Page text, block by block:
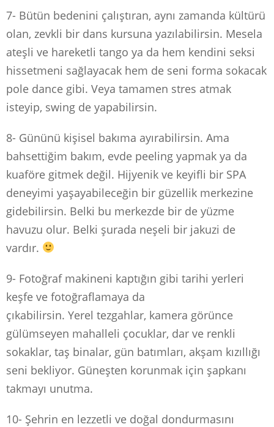
7- Bütün bedenini çalıştıran, aynı zamanda kültürü
olan, zevkli bir dans kursuna yazılabilirsin. Mesela
ateşli ve hareketli tango ya da hem kendini seksi
hissetmeni sağlayacak hem de seni forma sokacak
pole dance gibi. Veya tamamen stres atmak
isteyip, swing de yapabilirsin.
8- Gününü kişisel bakıma ayırabilirsin. Ama
bahsettiğim bakım, evde peeling yapmak ya da
kuaföre gitmek değil. Hijyenik ve keyifli bir SPA
deneyimi yaşayabileceğin bir güzellik merkezine
gidebilirsin. Belki bu merkezde bir de yüzme
havuzu olur. Belki şurada neşeli bir jakuzi de
vardır.
9- Fotoğraf makineni kaptığın gibi tarihi yerleri
keşfe ve fotoğraflamaya da
çıkabilirsin. Yerel tezgahlar, kamera görünce
gülümseyen mahalleli çocuklar, dar ve renkli
sokaklar, taş binalar, gün batımları, akşam kızıllığı
seni bekliyor. Güneşten korunmak için şapkanı
takmayı unutma.
10- Şehrin en lezzetli ve doğal dondurmasını